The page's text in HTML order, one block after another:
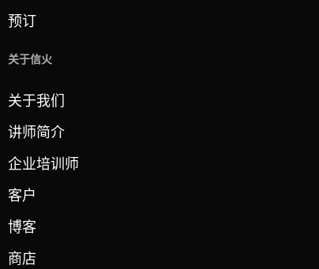
预订
关于信火
关于我们
讲师简介
企业培训师
客户
博客
商店